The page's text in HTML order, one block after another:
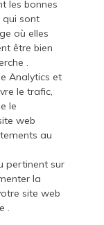
les bonnes
qui sont
où elles
être bien
.
Analytics et
le trafic,
le
web
au
pertinent sur
la
site web
.